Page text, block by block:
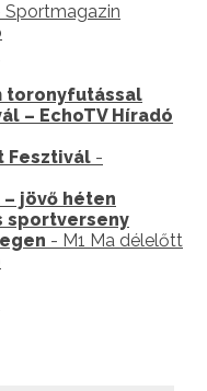
Sportmagazin
toronyfutással
– EchoTV Híradó
Fesztivál -
– jövő héten
sportverseny
- M1 Ma délelőtt